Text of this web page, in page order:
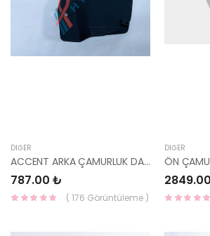
DIĞER
ACCENT ARKA ÇAMURLUK DAVLUMBAZI 2003=> SOL 86821-25500-HMC
787.00 ₺
( 176 Görüntüleme )
DIĞER